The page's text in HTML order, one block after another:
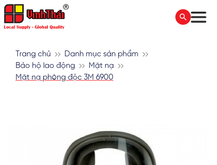
Trang chủ
Danh mục sản phẩm
Bảo hộ lao động
Mặt nạ
Mặt nạ phòng độc 3M 6900